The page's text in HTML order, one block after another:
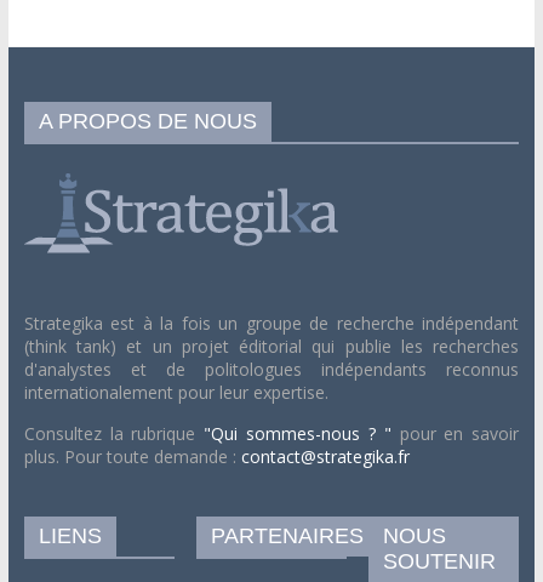
A PROPOS DE NOUS
Strategika est à la fois un groupe de recherche indépendant
(think tank) et un projet éditorial qui publie les recherches
d'analystes et de politologues indépendants reconnus
internationalement pour leur expertise.
Consultez la rubrique "Qui sommes-nous ? " pour en savoir
plus. Pour toute demande : contact@strategika.fr
LIENS PARTENAIRES
NOUS
SOUTENIR